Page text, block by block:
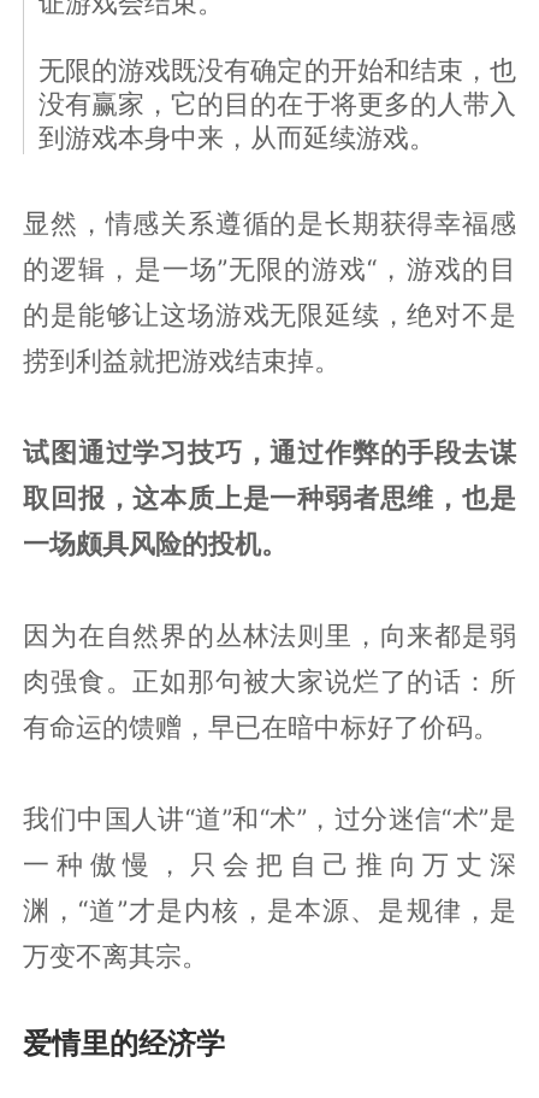
无限的游戏既没有确定的开始和结束，也
没有赢家，它的目的在于将更多的人带入
到游戏本身中来，从而延续游戏。
显然，情感关系遵循的是长期获得幸福感
的逻辑，是一场”无限的游戏“，游戏的目
的是能够让这场游戏无限延续，绝对不是
捞到利益就把游戏结束掉。
试图通过学习技巧，通过作弊的手段去谋
取回报，这本质上是一种弱者思维，也是
一场颇具风险的投机。
因为在自然界的丛林法则里，向来都是弱
肉强食。正如那句被大家说烂了的话：所
有命运的馈赠，早已在暗中标好了价码。
我们中国人讲“道”和“术”，过分迷信“术”是
一种傲慢，只会把自己推向万丈深
渊，“道”才是内核，是本源、是规律，是
万变不离其宗。
爱情里的经济学‍‍‍‍‍‍‍‍‍‍‍‍‍‍